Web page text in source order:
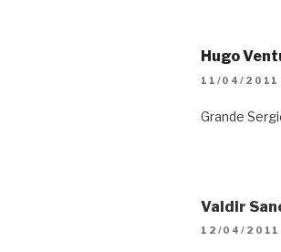
Hugo
11/04/2011
Grande
Valdir
12/04/2011